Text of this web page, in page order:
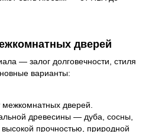
дверей
— залог долговечности, стиля
варианты:
дверей.
древесины — дуба, сосны,
прочностью, природной